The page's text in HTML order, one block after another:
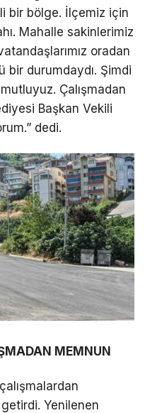
bir bölge. İlçemiz için
Mahalle sakinlerimiz
oradan
bir durumdaydı. Şimdi
Çalışmadan
Başkan Vekili
dedi.
MEMNUN
Yenilenen